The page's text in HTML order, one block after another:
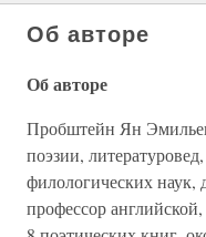
Об авторе
Об авторе
Пробштейн Ян
поэзии,
филологических наук,
профессор